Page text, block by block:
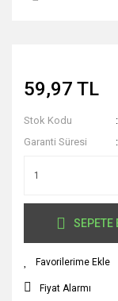
59,97 TL
Stok Kodu
Garanti Süresi
SEPETE
Fiyat Alarmı